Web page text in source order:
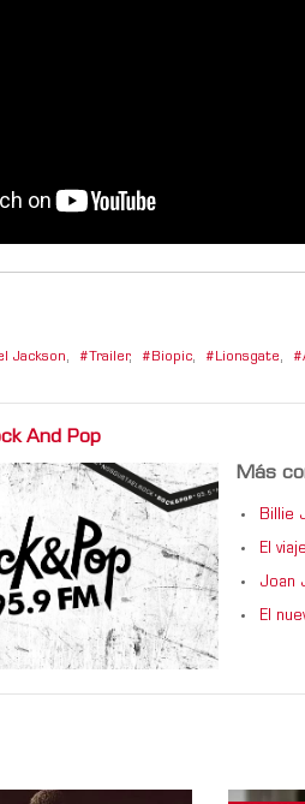
Jackson, Trailer, Biopic, Lionsgate,
And Pop
Más
Billie
El
Joan
El